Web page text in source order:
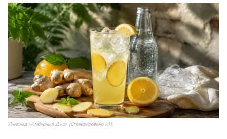
Лимонад «Имбирный Джо» (Сгенерировано ИИ)